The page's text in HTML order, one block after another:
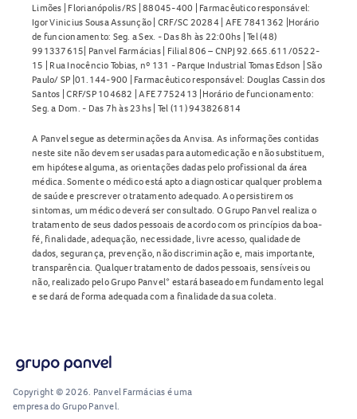
Limões | Florianópolis/RS | 88045-400 | Farmacêutico responsável:
Igor Vinicius Sousa Assunção | CRF/SC 20284 | AFE 7841362 |Horário
de funcionamento: Seg. a Sex. - Das 8h às 22:00hs | Tel (48)
991337615| Panvel Farmácias | Filial 806 – CNPJ 92.665.611/0522-
15 | Rua Inocêncio Tobias, nº 131 - Parque Industrial Tomas Edson | São
Paulo/ SP |01.144-900 | Farmacêutico responsável: Douglas Cassin dos
Santos | CRF/SP 104682 | AFE 7752413 |Horário de funcionamento:
Seg. a Dom. - Das 7h às 23hs | Tel (11) 943826814
A Panvel segue as determinações da Anvisa. As informações contidas
neste site não devem ser usadas para automedicação e não substituem,
em hipótese alguma, as orientações dadas pelo profissional da área
médica. Somente o médico está apto a diagnosticar qualquer problema
de saúde e prescrever o tratamento adequado. Ao persistirem os
sintomas, um médico deverá ser consultado. O Grupo Panvel realiza o
tratamento de seus dados pessoais de acordo com os princípios da boa-
fé, finalidade, adequação, necessidade, livre acesso, qualidade de
dados, segurança, prevenção, não discriminação e, mais importante,
transparência. Qualquer tratamento de dados pessoais, sensíveis ou
não, realizado pelo Grupo Panvel* estará baseado em fundamento legal
e se dará de forma adequada com a finalidade da sua coleta.
Copyright © 2026. Panvel Farmácias é uma
empresa do Grupo Panvel.